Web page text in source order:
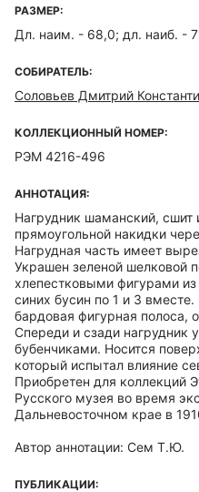
РАЗМЕР:
Дл. наим. - 68,0; дл. наиб. -
СОБИРАТЕЛЬ:
Соловьев Дмитрий
КОЛЛЕКЦИОННЫЙ НОМЕР:
РЭМ 4216-496
АННОТАЦИЯ:
Нагрудник шаманский, сшит
прямоугольной накидки
Нагрудная часть имеет
Украшен зеленой шелковой
хлепестковыми фигурами
синих бусин по 1 и 3
бардовая фигурная полоса,
Спереди и сзади
бубенчиками. Носится
который испытал влияние
Приобретен для коллекций
Русского музея во время
Дальневосточном крае в
Автор аннотации: Сем Т.Ю.
ПУБЛИКАЦИИ: